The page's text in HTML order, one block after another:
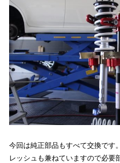
今回は純正部品もすべて交換です
レッシュも兼ねていますので必要